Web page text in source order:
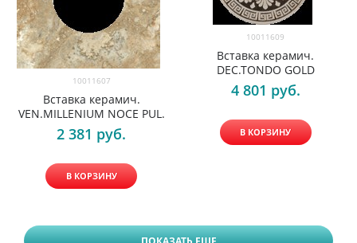
10011607
Вставка керамич.
VEN.MILLENIUM NOCE PUL.
2 381 руб.
В КОРЗИНУ
10011609
Вставка керамич.
DEC.TONDO GOLD
4 801 руб.
В КОРЗИНУ